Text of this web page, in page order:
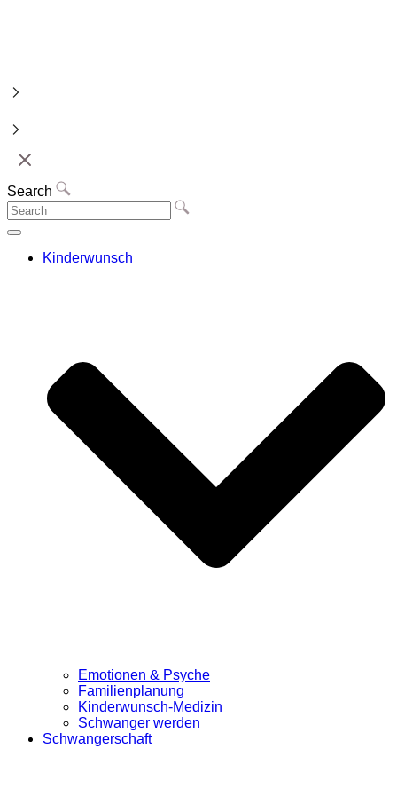
Search
Kinderwunsch
Emotionen & Psyche
Familienplanung
Kinderwunsch-Medizin
Schwanger werden
Schwangerschaft